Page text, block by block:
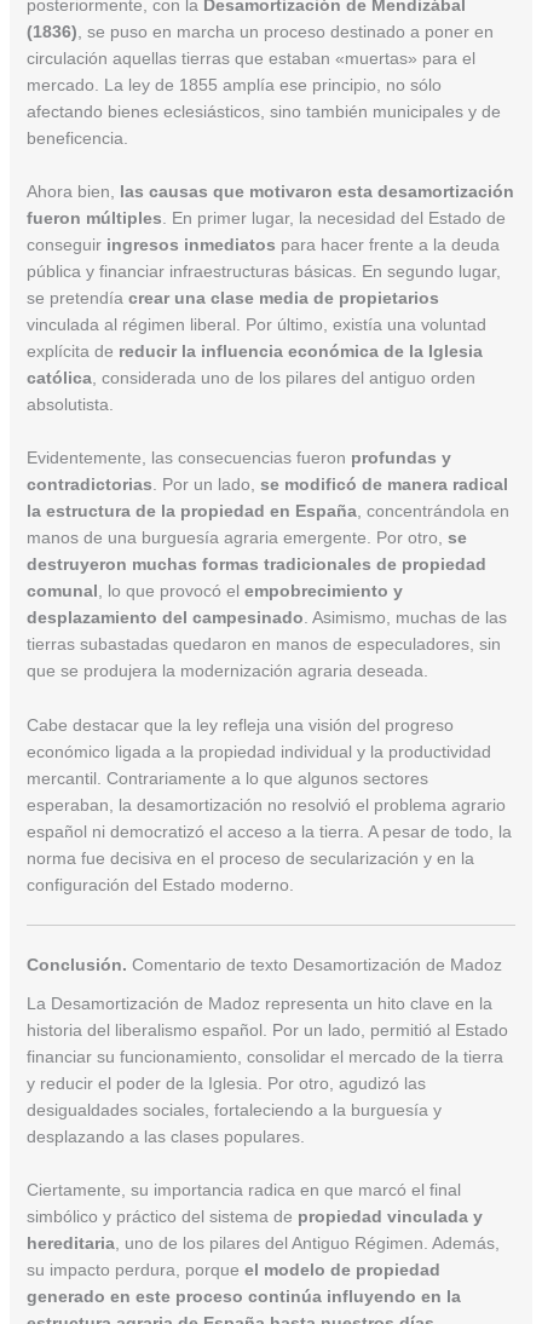
posteriormente, con la Desamortización de Mendizábal
(1836) , se puso en marcha un proceso destinado a poner en
circulación aquellas tierras que estaban «muertas» para el
mercado. La ley de 1855 amplía ese principio, no sólo
afectando bienes eclesiásticos, sino también municipales y de
beneficencia.
Ahora bien, las causas que motivaron esta desamortización
fueron múltiples . En primer lugar, la necesidad del Estado de
conseguir ingresos inmediatos para hacer frente a la deuda
pública y financiar infraestructuras básicas. En segundo lugar,
se pretendía crear una clase media de propietarios
vinculada al régimen liberal. Por último, existía una voluntad
explícita de reducir la influencia económica de la Iglesia
católica, considerada uno de los pilares del antiguo orden
absolutista.
Evidentemente, las consecuencias fueron profundas y
contradictorias. Por un lado, se modificó de manera radical
la estructura de la propiedad en España, concentrándola en
manos de una burguesía agraria emergente. Por otro, se
destruyeron muchas formas tradicionales de propiedad
comunal, lo que provocó el empobrecimiento y
desplazamiento del campesinado. Asimismo, muchas de las
tierras subastadas quedaron en manos de especuladores, sin
que se produjera la modernización agraria deseada.
Cabe destacar que la ley refleja una visión del progreso
económico ligada a la propiedad individual y la productividad
mercantil. Contrariamente a lo que algunos sectores
esperaban, la desamortización no resolvió el problema agrario
español ni democratizó el acceso a la tierra. A pesar de todo, la
norma fue decisiva en el proceso de secularización y en la
configuración del Estado moderno.
Conclusión. Comentario de texto Desamortización de Madoz
La Desamortización de Madoz representa un hito clave en la
historia del liberalismo español. Por un lado, permitió al Estado
financiar su funcionamiento, consolidar el mercado de la tierra
y reducir el poder de la Iglesia. Por otro, agudizó las
desigualdades sociales, fortaleciendo a la burguesía y
desplazando a las clases populares.
Ciertamente, su importancia radica en que marcó el final
simbólico y práctico del sistema de propiedad vinculada y
hereditaria, uno de los pilares del Antiguo Régimen. Además,
su impacto perdura, porque el modelo de propiedad
generado en este proceso continúa influyendo en la